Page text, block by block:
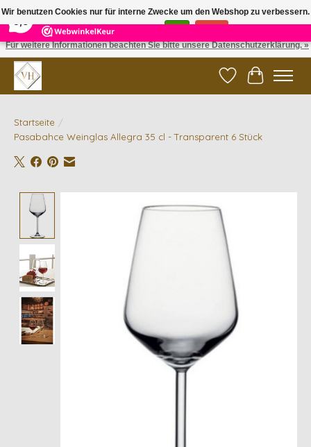
5 Reviews ×
✓ Gratis verzending vanaf €200 | ✓ 14 dagen retourneren
Wunschzettel
Ihr
Startseite /
Pasabahce Weinglas Allegra 35 cl - Transparent 6 Stück
Wir benutzen Cookies nur für interne Zwecke um den Webshop zu verbessern.
Ist das in Ordnung?
Für weitere Informationen beachten Sie bitte unsere Datenschutzerklärung. »